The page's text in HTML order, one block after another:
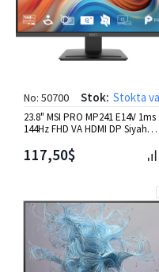
No: 50700 Stok: Stokta
23.8" MSI PRO MP241 E14V 1ms
144Hz FHD VA HDMI DP Siyah
117,50$